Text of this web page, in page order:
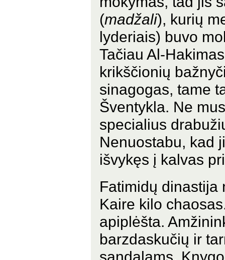
(madžali), kurių
lyderiais) buvo
Tačiau Al-
krikščionių
sinagogas, tame
Šventykla. Ne
specialius
Nenuostabu, kad
išvykęs į kalvas
Fatimidų dinastija
Kaire kilo
apiplėšta.
barzdaskučių ir
sandalams.